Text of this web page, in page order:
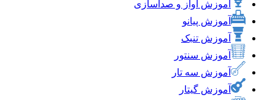
آموزش آواز و صداسازی
آموزش پیانو
آموزش تنبک
آموزش سنتور
آموزش سه تار
آموزش گیتار